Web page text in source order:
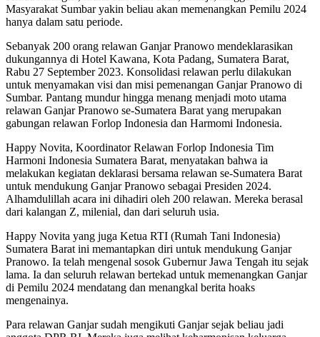
Masyarakat Sumbar yakin beliau akan memenangkan Pemilu 2024
hanya dalam satu periode.
Sebanyak 200 orang relawan Ganjar Pranowo mendeklarasikan
dukungannya di Hotel Kawana, Kota Padang, Sumatera Barat,
Rabu 27 September 2023. Konsolidasi relawan perlu dilakukan
untuk menyamakan visi dan misi pemenangan Ganjar Pranowo di
Sumbar. Pantang mundur hingga menang menjadi moto utama
relawan Ganjar Pranowo se-Sumatera Barat yang merupakan
gabungan relawan Forlop Indonesia dan Harmomi Indonesia.
Happy Novita, Koordinator Relawan Forlop Indonesia Tim
Harmoni Indonesia Sumatera Barat, menyatakan bahwa ia
melakukan kegiatan deklarasi bersama relawan se-Sumatera Barat
untuk mendukung Ganjar Pranowo sebagai Presiden 2024.
Alhamdulillah acara ini dihadiri oleh 200 relawan. Mereka berasal
dari kalangan Z, milenial, dan dari seluruh usia.
Happy Novita yang juga Ketua RTI (Rumah Tani Indonesia)
Sumatera Barat ini memantapkan diri untuk mendukung Ganjar
Pranowo. Ia telah mengenal sosok Gubernur Jawa Tengah itu sejak
lama. Ia dan seluruh relawan bertekad untuk memenangkan Ganjar
di Pemilu 2024 mendatang dan menangkal berita hoaks
mengenainya.
Para relawan Ganjar sudah mengikuti Ganjar sejak beliau jadi